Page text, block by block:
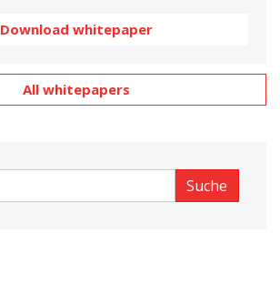
Download whitepaper
All whitepapers
Suche